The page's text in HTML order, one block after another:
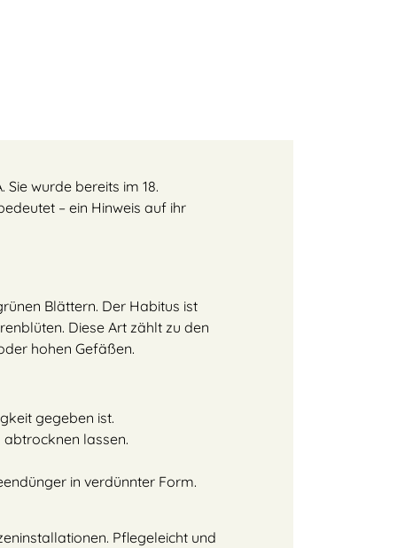
wurde bereits im 18.
– ein Hinweis auf ihr
Blättern. Der Habitus ist
Diese Art zählt zu den
hohen Gefäßen.
gegeben ist.
lassen.
in verdünnter Form.
Pflegeleicht und